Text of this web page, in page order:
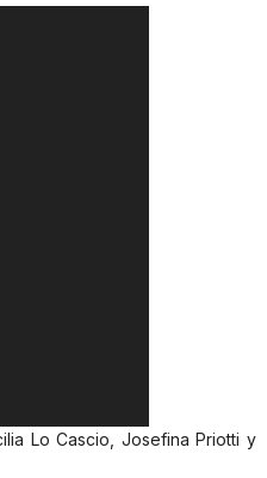
Lo Cascio, Josefina Priotti y